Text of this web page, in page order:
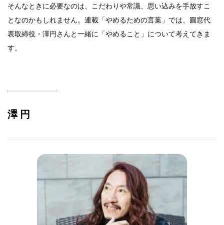
そんなときに必要なのは、こだわりや常識、思い込みを手放すこ
となのかもしれません。連載「やめるための言葉」では、圓窓代
表取締役・澤円さんと一緒に「やめること」について考えてきま
す。
澤 円